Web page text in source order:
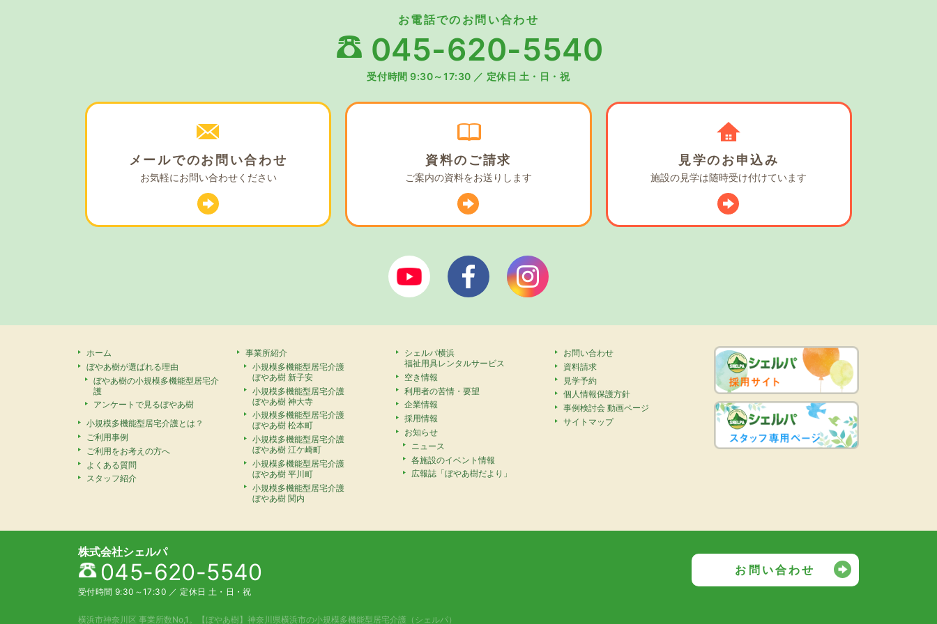
お電話でのお問い合わせ
045-620-5540
受付時間 9:30～17:30 ／ 定休日 土・日・祝
メールでのお問い合わせ
お気軽にお問い合わせください
資料の ご請求
ご案内の資料をお送りします
見学のお申込み
施設の見学は随時受け付けています
ぼやあ樹Youtubeシェルパフェイスブック
ホーム
ぼやあ樹が選ばれる理由
ぼやあ樹の小規模多機能型居宅介
護
アンケートで見るぼやあ樹
小規模多機能型居宅介護とは？
ご利用事例
ご利用をお考えの方へ
よくある質問
スタッフ紹介
事業所紹介
小規模多機能型居宅介護
ぼやあ樹 新子安
小規模多機能型居宅介護
ぼやあ樹 神大寺
小規模多機能型居宅介護
ぼやあ樹 松本町
小規模多機能型居宅介護
ぼやあ樹 江ケ崎町
小規模多機能型居宅介護
ぼやあ樹 平川町
小規模多機能型居宅介護
ぼやあ樹 関内
シェルパ横浜
福祉用具レンタルサービス
空き情報
利用者の苦情・要望
企業情報
採用情報
お知らせ
ニュース
各施設のイベント情報
広報誌「ぼやあ樹だより」
お問い合わせ
資料請求
見学予約
個人情報保護方針
事例検討会 動画ページ
サイトマップ
株式会社シェルパ
045-620-5540
受付時間 9:30～17:30 ／ 定休日 土・日・祝
お問い合わせ
横浜市神奈川区 事業所数No,1。 【ぼやあ樹】神奈川県横浜市の小規模多機能型居宅介護（シェルパ）